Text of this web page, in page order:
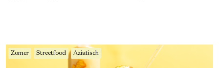
Zomer Streetfood Aziatisch